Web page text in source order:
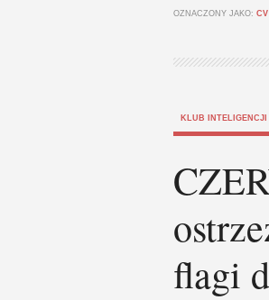
OZNACZONY JAKO:
KLUB
flagi